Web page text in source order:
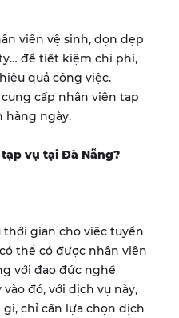
viên vệ sinh, dọn dẹp
để tiết kiệm chi phí,
quả công việc.
cung cấp nhân viên tạp
hàng ngày.
tạp vụ tại Đà Nẵng?
gian cho việc tuyển
thể có được nhân viên
với đạo đức nghề
đó, với dịch vụ này,
chỉ cần lựa chọn dịch